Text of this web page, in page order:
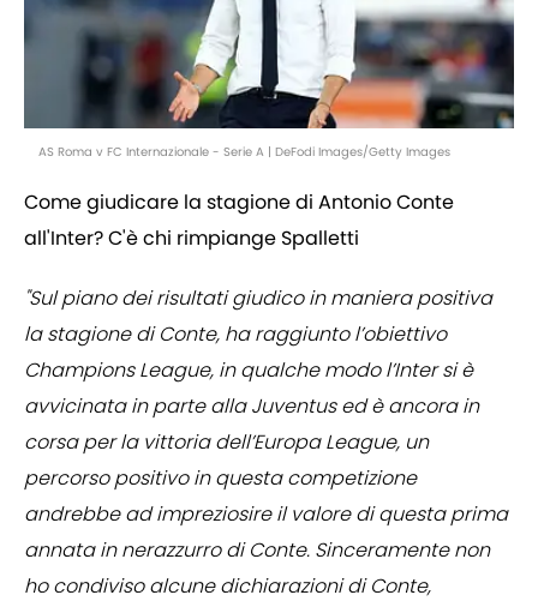
AS Roma v FC Internazionale - Serie A | DeFodi Images/Getty Images
Come giudicare la stagione di Antonio Conte
all'Inter? C'è chi rimpiange Spalletti
"Sul piano dei risultati giudico in maniera positiva
la stagione di Conte, ha raggiunto l’obiettivo
Champions League, in qualche modo l’Inter si è
avvicinata in parte alla Juventus ed è ancora in
corsa per la vittoria dell’Europa League, un
percorso positivo in questa competizione
andrebbe ad impreziosire il valore di questa prima
annata in nerazzurro di Conte. Sinceramente non
ho condiviso alcune dichiarazioni di Conte,